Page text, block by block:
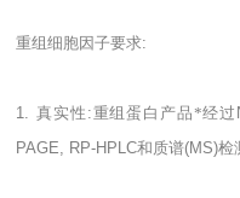
重组细胞因子要求:
1. 真实性 :重组蛋白产品*经过
PAGE, RP-HPLC和质谱(MS)检